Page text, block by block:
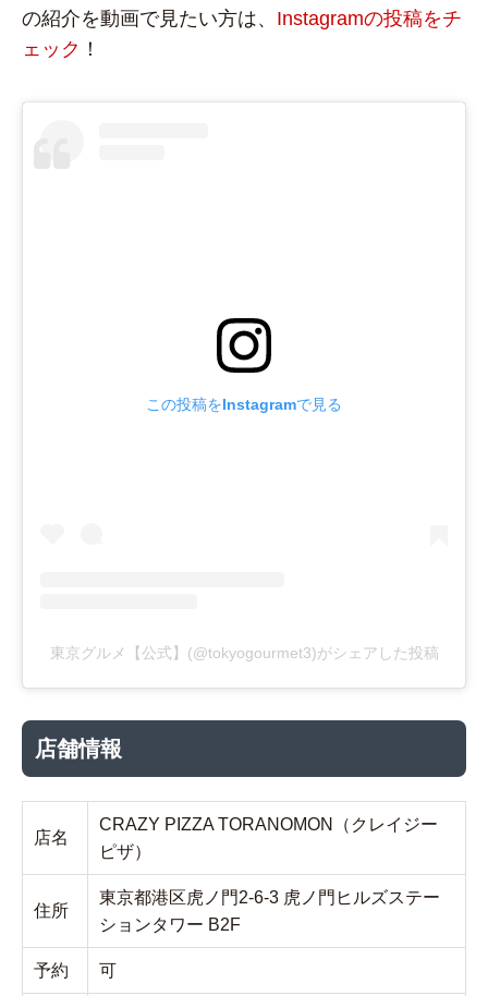
の紹介を動画で見たい方は、 Instagramの投稿をチ
ェック ！
この投稿をInstagramで見る
東京グルメ【公式】(@tokyogourmet3)がシェアした投稿
店舗情報
店名
CRAZY PIZZA TORANOMON（クレイジー
ピザ）
住所
東京都港区虎ノ門2-6-3 虎ノ門ヒルズステー
ションタワー B2F
予約 可